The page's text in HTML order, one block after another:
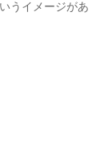
うイメージがあ